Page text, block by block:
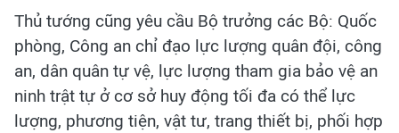
Thủ tướng cũng yêu cầu Bộ trưởng các Bộ: Quốc
phòng, Công an chỉ đạo lực lượng quân đội, công
an, dân quân tự vệ, lực lượng tham gia bảo vệ an
ninh trật tự ở cơ sở huy động tối đa có thể lực
lượng, phương tiện, vật tư, trang thiết bị, phối hợp